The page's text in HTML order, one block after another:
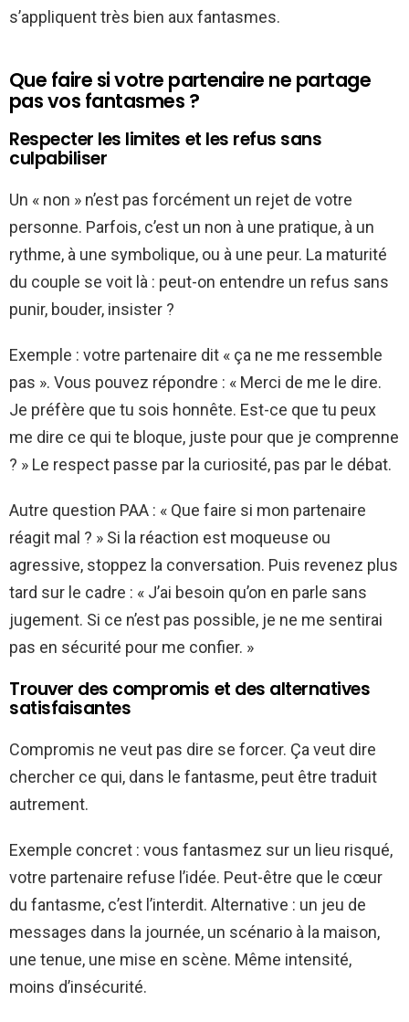
s’appliquent très bien aux fantasmes.
Que faire si votre partenaire ne partage
pas vos fantasmes ?
Respecter les limites et les refus sans
culpabiliser
Un « non » n’est pas forcément un rejet de votre
personne. Parfois, c’est un non à une pratique, à un
rythme, à une symbolique, ou à une peur. La maturité
du couple se voit là : peut-on entendre un refus sans
punir, bouder, insister ?
Exemple : votre partenaire dit « ça ne me ressemble
pas ». Vous pouvez répondre : « Merci de me le dire.
Je préfère que tu sois honnête. Est-ce que tu peux
me dire ce qui te bloque, juste pour que je comprenne
? » Le respect passe par la curiosité, pas par le débat.
Autre question PAA : « Que faire si mon partenaire
réagit mal ? » Si la réaction est moqueuse ou
agressive, stoppez la conversation. Puis revenez plus
tard sur le cadre : « J’ai besoin qu’on en parle sans
jugement. Si ce n’est pas possible, je ne me sentirai
pas en sécurité pour me confier. »
Trouver des compromis et des alternatives
satisfaisantes
Compromis ne veut pas dire se forcer. Ça veut dire
chercher ce qui, dans le fantasme, peut être traduit
autrement.
Exemple concret : vous fantasmez sur un lieu risqué,
votre partenaire refuse l’idée. Peut-être que le cœur
du fantasme, c’est l’interdit. Alternative : un jeu de
messages dans la journée, un scénario à la maison,
une tenue, une mise en scène. Même intensité,
moins d’insécurité.